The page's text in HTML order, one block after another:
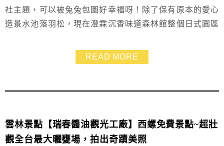
社主題，可以被兔兔包圍好幸福呀！除了保有原本的愛心
造景水池落羽松，現在澄霖沉香味道森林館整個日式園區
廳、玩具店等等，門票了可以全額折抵，算一算其實還挺
划算，從入園到離開幾乎不用另外掏錢哦~
READ MORE
雲林景點【瑞春醬油觀光工廠】西螺免費景點~超壯
觀全台最大曬甕場，拍出奇蹟美照